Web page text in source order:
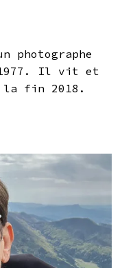
photographe
1977. Il vit et
la fin 2018.